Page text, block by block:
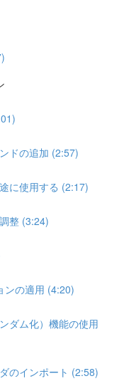
ドの追加 (2:57)
に使用する (2:17)
整 (3:24)
ンの適用 (4:20)
ダム化）機能の使用
のインポート (2:58)